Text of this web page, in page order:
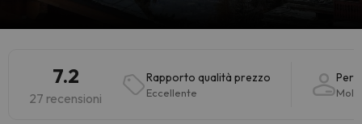
7.2
27 recensioni
Rapporto qualità prezzo
Eccellente